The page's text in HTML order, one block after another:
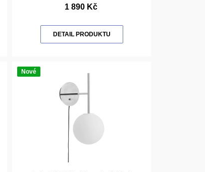
1 890 Kč
DETAIL PRODUKTU
Nové